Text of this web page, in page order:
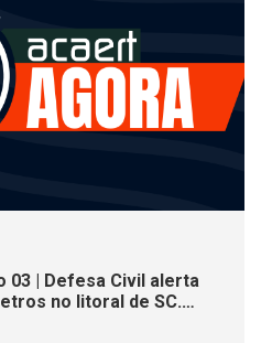
03 | Defesa Civil alerta
no litoral de SC.